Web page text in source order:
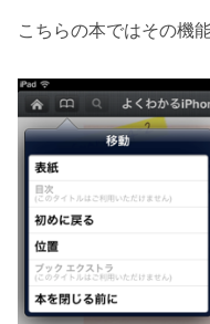
こちらの本ではその機